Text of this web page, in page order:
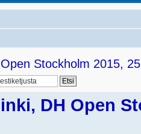
Stockholm 2015,
DH Open